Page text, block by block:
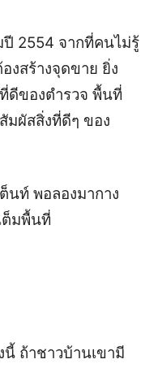
ปี 2554 จากที่คนไม่รู้
งสร้างจุดขาย ยิ่ง
ดีของตำรวจ พื้นที่
มผัสสิ่งที่ดีๆ ของ
นท์ พอลองมากาง
ต็มพื้นที่
นี้ ถ้าชาวบ้านเขามี